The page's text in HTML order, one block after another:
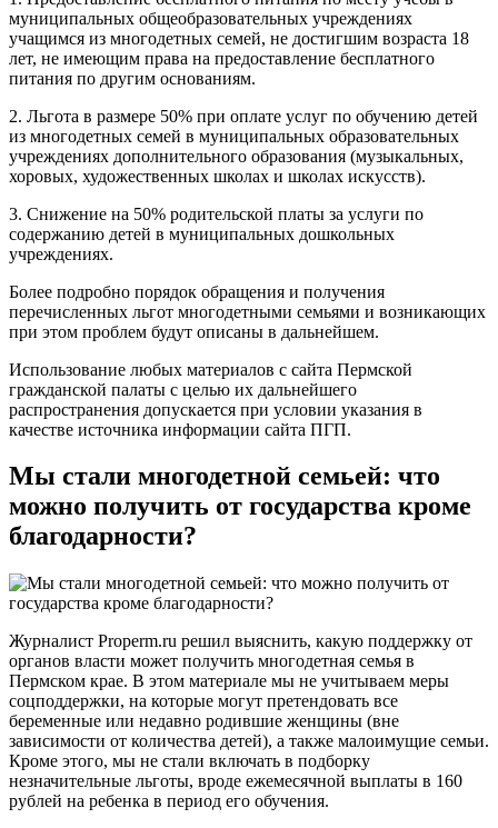
муниципальных общеобразовательных учреждениях
учащимся из многодетных семей, не достигшим возраста 18
лет, не имеющим права на предоставление бесплатного
питания по другим основаниям.
2. Льгота в размере 50% при оплате услуг по обучению детей
из многодетных семей в муниципальных образовательных
учреждениях дополнительного образования (музыкальных,
хоровых, художественных школах и школах искусств).
3. Снижение на 50% родительской платы за услуги по
содержанию детей в муниципальных дошкольных
учреждениях.
Более подробно порядок обращения и получения
перечисленных льгот многодетными семьями и возникающих
при этом проблем будут описаны в дальнейшем.
Использование любых материалов с сайта Пермской
гражданской палаты с целью их дальнейшего
распространения допускается при условии указания в
качестве источника информации сайта ПГП.
Мы стали многодетной семьей: что
можно получить от государства кроме
благодарности?
Журналист Properm.ru решил выяснить, какую поддержку от
органов власти может получить многодетная семья в
Пермском крае. В этом материале мы не учитываем меры
соцподдержки, на которые могут претендовать все
беременные или недавно родившие женщины (вне
зависимости от количества детей), а также малоимущие семьи.
Кроме этого, мы не стали включать в подборку
незначительные льготы, вроде ежемесячной выплаты в 160
рублей на ребенка в период его обучения.